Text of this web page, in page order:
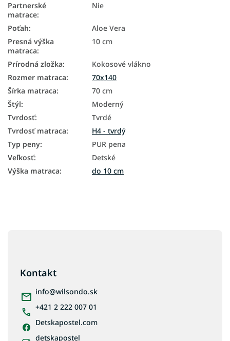
Partnerské
matrace:
Nie
Poťah:
Aloe Vera
Presná výška
matraca:
10 cm
Prírodná zložka:
Kokosové vlákno
Rozmer matraca:
70x140
Šírka matraca:
70 cm
Štýl:
Moderný
Tvrdosť:
Tvrdé
Tvrdosť matraca:
H4 - tvrdý
Typ peny:
PUR pena
Veľkosť:
Detské
Výška matraca: do 10 cm
Kontakt
info@wilsondo.sk
+421 2 222 007 01
Detskapostel.com
detskapostel